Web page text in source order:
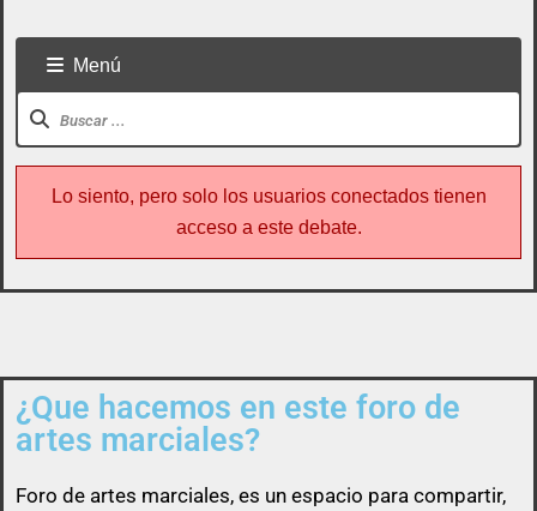
Todo usuario puede colaborar subiendo cualquier
cosa referente a artes marciales
Menú
Lo siento, pero solo los usuarios conectados tienen
acceso a este debate.
¿Que hacemos en este foro de
artes marciales?
Foro de artes marciales, es un espacio para compartir,